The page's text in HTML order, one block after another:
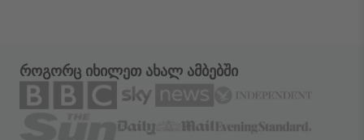
როგორც იხილეთ ახალ ამბებში